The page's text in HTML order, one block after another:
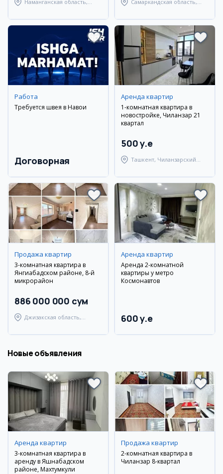
Наманганская область,
Самаркандская область,
Работа
Требуется швея в Навои
Договорная
Аренда квартир
1-комнатная квартира в
новостройке, Чиланзар 21
квартал
500 y.e
Ташкент, Чиланзарский
Продажа квартир
3-комнатная квартира в
Янгиабадском районе, 8-й
микрорайон
886 000 000 сум
Джизакская область,
Аренда квартир
Аренда 2-комнатной
квартиры у метро
Космонавтов
600 y.e
Новые объявления
Аренда квартир
3-комнатная квартира в
аренду в Яшнабадском
районе, Махтумкули
Продажа квартир
2-комнатная квартира в
Чиланзар 8-квартал